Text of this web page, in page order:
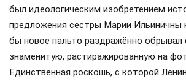
был идеологическим изобретением
предложения сестры Марии Ильиничны
бы новое пальто раздражённо
знаменитую, растиражированную на
Единственная роскошь, с которой